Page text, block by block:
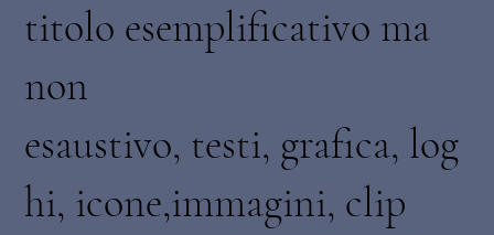
titolo esemplificativo ma
non
esaustivo, testi, grafica, log
hi, icone,immagini, clip